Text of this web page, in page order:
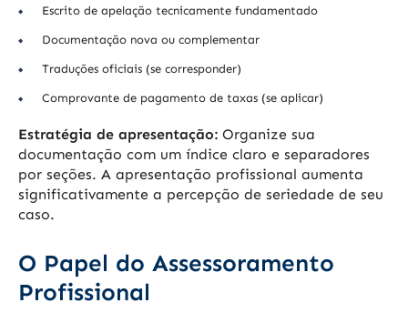
Escrito de apelação tecnicamente fundamentado
Documentação nova ou complementar
Traduções oficiais (se corresponder)
Comprovante de pagamento de taxas (se aplicar)
Estratégia de apresentação: Organize sua
documentação com um índice claro e separadores
por seções. A apresentação profissional aumenta
significativamente a percepção de seriedade de seu
caso.
O Papel do Assessoramento
Profissional